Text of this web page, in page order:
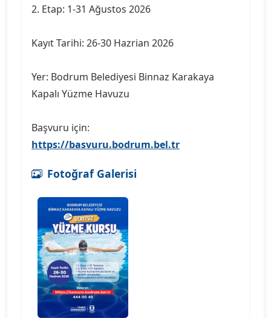
2. Etap: 1-31 Ağustos 2026
Kayıt Tarihi: 26-30 Hazrian 2026
Yer: Bodrum Belediyesi Binnaz Karakaya
Kapalı Yüzme Havuzu
Başvuru için:
https://basvuru.bodrum.bel.tr
Fotoğraf Galerisi